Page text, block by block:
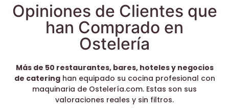
Opiniones de Clientes que
han Comprado en
Ostelería
Más de 50 restaurantes, bares, hoteles y negocios
de cateringhan equipado su cocina profesional con
maquinaria de Ostelería.com. Estas son sus
valoraciones reales y sin filtros.